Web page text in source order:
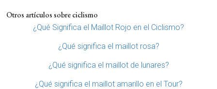
Otros artículos sobre ciclismo
¿Qué Significa el Maillot Rojo en el Ciclismo?
¿Qué significa el maillot rosa?
¿Qué significa el maillot de lunares?
¿Qué significa el maillot amarillo en el Tour?